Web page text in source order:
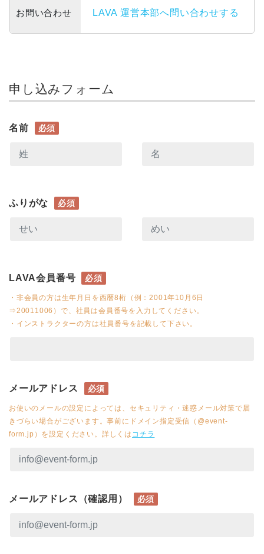
お問い合わせ LAVA 運営本部へ問い合わせする
申し込みフォーム
名前 必須
ふりがな 必須
LAVA会員番号 必須
・非会員の方は生年月日を西暦8桁（例：2001年10月6日
⇒20011006）で、社員は会員番号を入力してください。
・インストラクターの方は社員番号を記載して下さい。
メールアドレス 必須
お使いのメールの設定によっては、セキュリティ・迷惑メール対策で届
きづらい場合がございます。事前にドメイン指定受信（@event-
form.jp）を設定ください。詳しくは コチラ
メールアドレス（確認用） 必須